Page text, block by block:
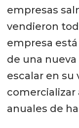
empresas
vendieron
empresa
de una nueva
escalar en
comercializar
anuales de